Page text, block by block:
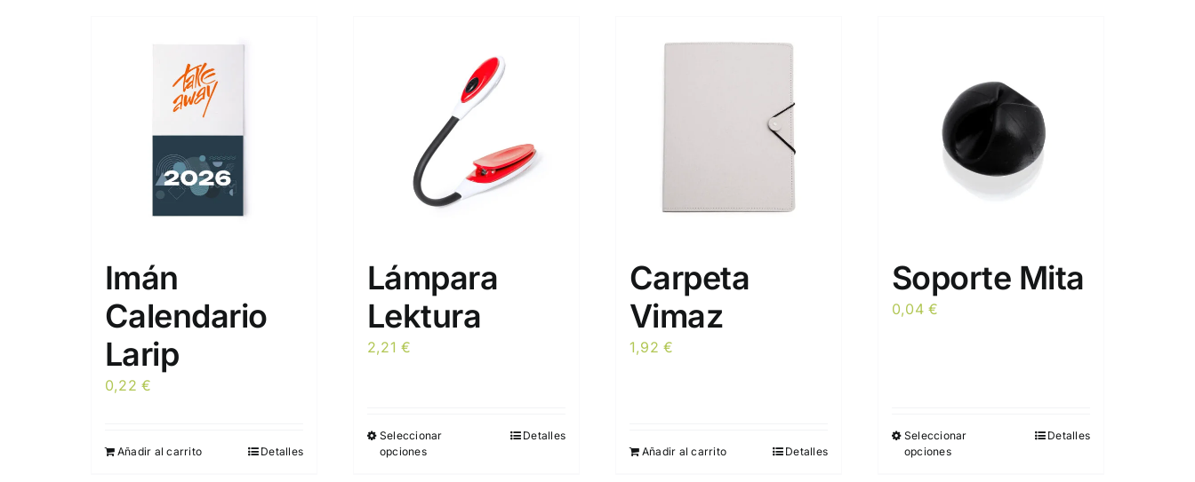
Imán
Calendario
Larip
0,22€
Añadir al carrito Detalles
Lámpara
Lektura
2,21€
Seleccionar
opciones
Detalles
Carpeta
Vimaz
1,92€
Añadir al carrito Detalles
Soporte Mita
0,04€
Seleccionar
opciones
Detalles